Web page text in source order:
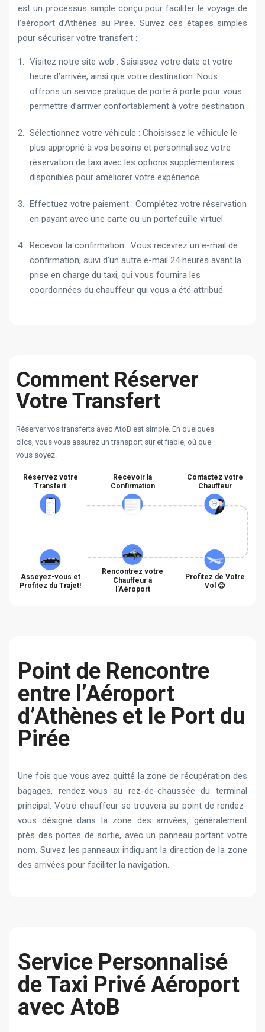
est un processus simple conçu pour faciliter le voyage de
l’aéroport d’Athènes au Pirée. Suivez ces étapes simples
pour sécuriser votre transfert :
Visitez notre site web : Saisissez votre date et votre
heure d’arrivée, ainsi que votre destination. Nous
offrons un service pratique de porte à porte pour vous
permettre d’arriver confortablement à votre destination.
Sélectionnez votre véhicule : Choisissez le véhicule le
plus approprié à vos besoins et personnalisez votre
réservation de taxi avec les options supplémentaires
disponibles pour améliorer votre expérience.
Effectuez votre paiement : Complétez votre réservation
en payant avec une carte ou un portefeuille virtuel.
Recevoir la confirmation : Vous recevrez un e-mail de
confirmation, suivi d’un autre e-mail 24 heures avant la
prise en charge du taxi, qui vous fournira les
coordonnées du chauffeur qui vous a été attribué.
Comment Réserver
Votre Transfert
Réserver vos transferts avec AtoB est simple. En quelques
clics, vous vous assurez un transport sûr et fiable, où que
vous soyez.
Réservez votre
Transfert
Recevoir la
Confirmation
Contactez votre
Chauffeur
Asseyez-vous et
Profitez du Trajet!
Rencontrez votre
Chauffeur à
l'Aéroport
Profitez de Votre
Vol 😊
Point de Rencontre
entre l’Aéroport
d’Athènes et le Port du
Pirée
Une fois que vous avez quitté la zone de récupération des
bagages, rendez-vous au rez-de-chaussée du terminal
principal. Votre chauffeur se trouvera au point de rendez-
vous désigné dans la zone des arrivées, généralement
près des portes de sortie, avec un panneau portant votre
nom. Suivez les panneaux indiquant la direction de la zone
des arrivées pour faciliter la navigation.
Service Personnalisé
de Taxi Privé Aéroport
avec AtoB